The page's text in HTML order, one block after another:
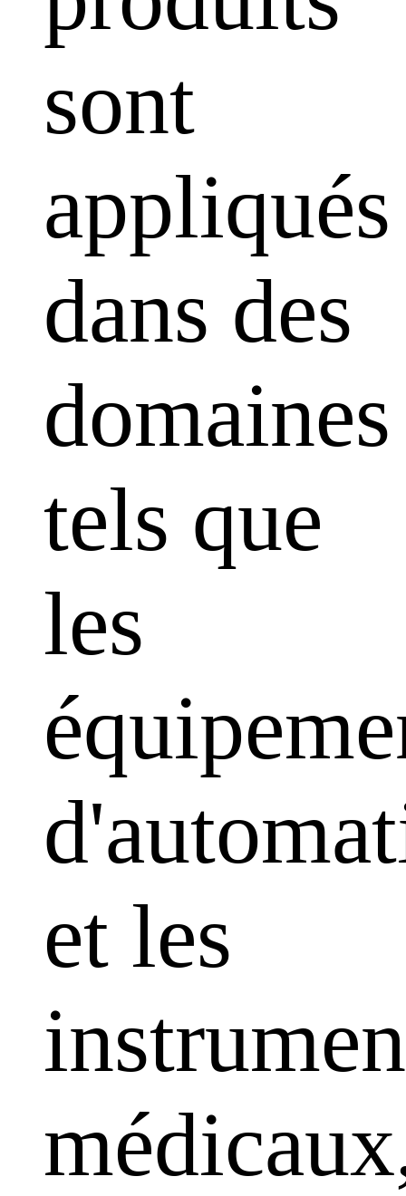
sont
appliqués
dans des
domaines
tels que
les
et les